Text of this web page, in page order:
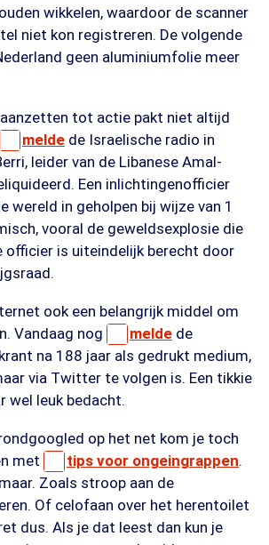
wikkelen, waardoor de scanner
niet kon registreren. De volgende
geen aluminiumfolie meer
aanzetten tot actie pakt niet altijd
melde de Israelische radio in
leider van de Libanese Amal-
Een inlichtingenofficier
wereld in geholpen bij wijze van 1
vooral de geweldsexplosie die
officier is uiteindelijk berecht door
ook een belangrijk middel om
Vandaag nog
melde de
na 188 jaar als gedrukt medium,
via Twitter te volgen is. Een tikkie
wel leuk bedacht.
op het net kom je toch
met
tips voor ongeingrappen.
Zoals stroop aan de
Of celofaan over het herentoilet
dus. Als je dat leest dan kun je